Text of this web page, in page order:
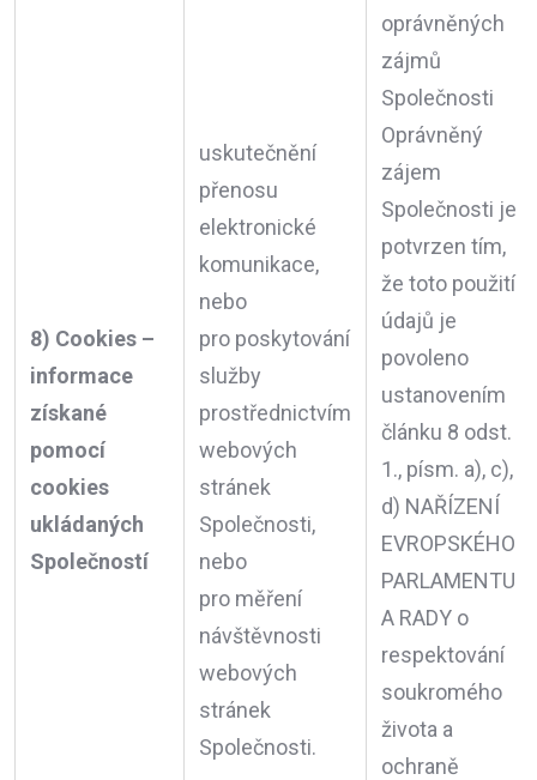
8) Cookies –
informace
získané
pomocí
cookies
ukládaných
Společností
uskutečnění
přenosu
elektronické
komunikace,
nebo
pro poskytování
služby
prostřednictvím
webových
stránek
Společnosti,
nebo
pro měření
návštěvnosti
webových
stránek
Společnosti.
oprávněných
zájmů
Společnosti
Oprávněný
zájem
Společnosti je
potvrzen tím,
že toto použití
údajů je
povoleno
ustanovením
článku 8 odst.
1., písm. a), c),
d) NAŘÍZENÍ
EVROPSKÉHO
PARLAMENTU
A RADY o
respektování
soukromého
života a
ochraně